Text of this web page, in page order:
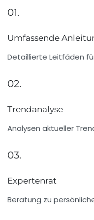
01.
Umfassende
Detaillierte Leitfäden
02.
Trendanalyse
Analysen aktueller
03.
Expertenrat
Beratung zu